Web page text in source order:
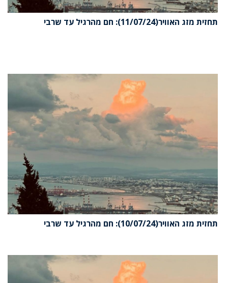
תחזית מזג האוויר(11/07/24): חם מהרגיל עד שרבי
תחזית מזג האוויר(10/07/24): חם מהרגיל עד שרבי